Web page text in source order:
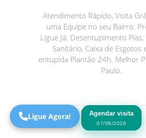
Atendimento Rápido, Visita
uma Equipe no seu Bairro.
Ligue Já. Desentupimento Pias,
Sanitário, Caixa de Esgotos
entupida Plantão 24h. Melhor
Paulo.
Agendar visita
07/08/2026
Precisa
Online
São
Ligue Agora!